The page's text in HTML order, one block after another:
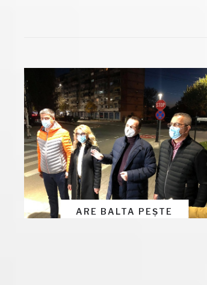
ARE BALTA PEȘTE